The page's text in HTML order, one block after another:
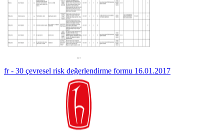
fr - 30 çevresel risk değerlendirme formu 16.01.2017